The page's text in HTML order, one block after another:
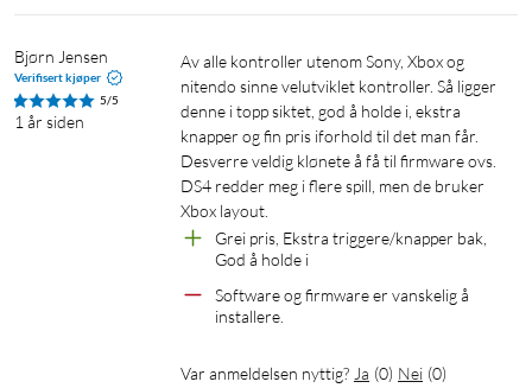
Bjørn Jensen
Verifisert kjøper
5/5
1 år siden
Av alle kontroller utenom Sony, Xbox og
nitendo sinne velutviklet kontroller. Så ligger
denne i topp siktet, god å holde i, ekstra
knapper og fin pris iforhold til det man får.
Desverre veldig klønete å få til firmware ovs.
DS4 redder meg i flere spill, men de bruker
Xbox layout.
Grei pris, Ekstra triggere/knapper bak,
God å holde i
Software og firmware er vanskelig å
installere.
Var anmeldelsen nyttig? Ja (0) Nei (0)